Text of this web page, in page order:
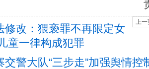
上一
修改：猥亵罪不再限定女
童一律构成犯罪
交警大队“三步走”加强舆情